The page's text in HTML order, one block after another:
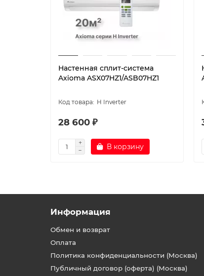
Настенная сплит-система
Axioma ASX07HZ1/ASB07HZ1
H Inverter
28 600 ₽
В корзину
Информация
Обмен и возврат
Оплата
Политика конфиденциальности (Москва)
Публичный договор (оферта) (Москва)